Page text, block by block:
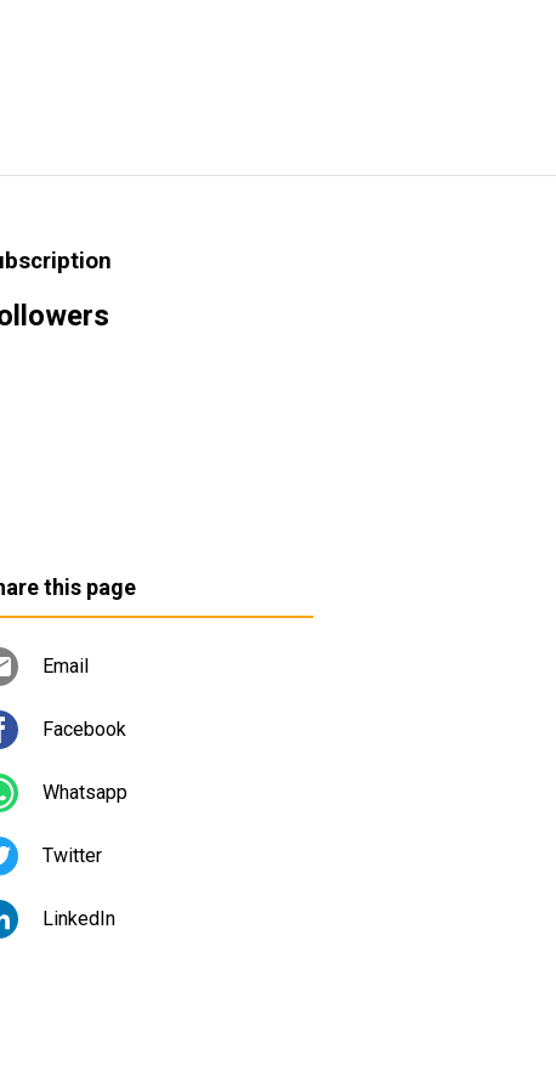
this page
Email
Facebook
Whatsapp
Twitter
LinkedIn